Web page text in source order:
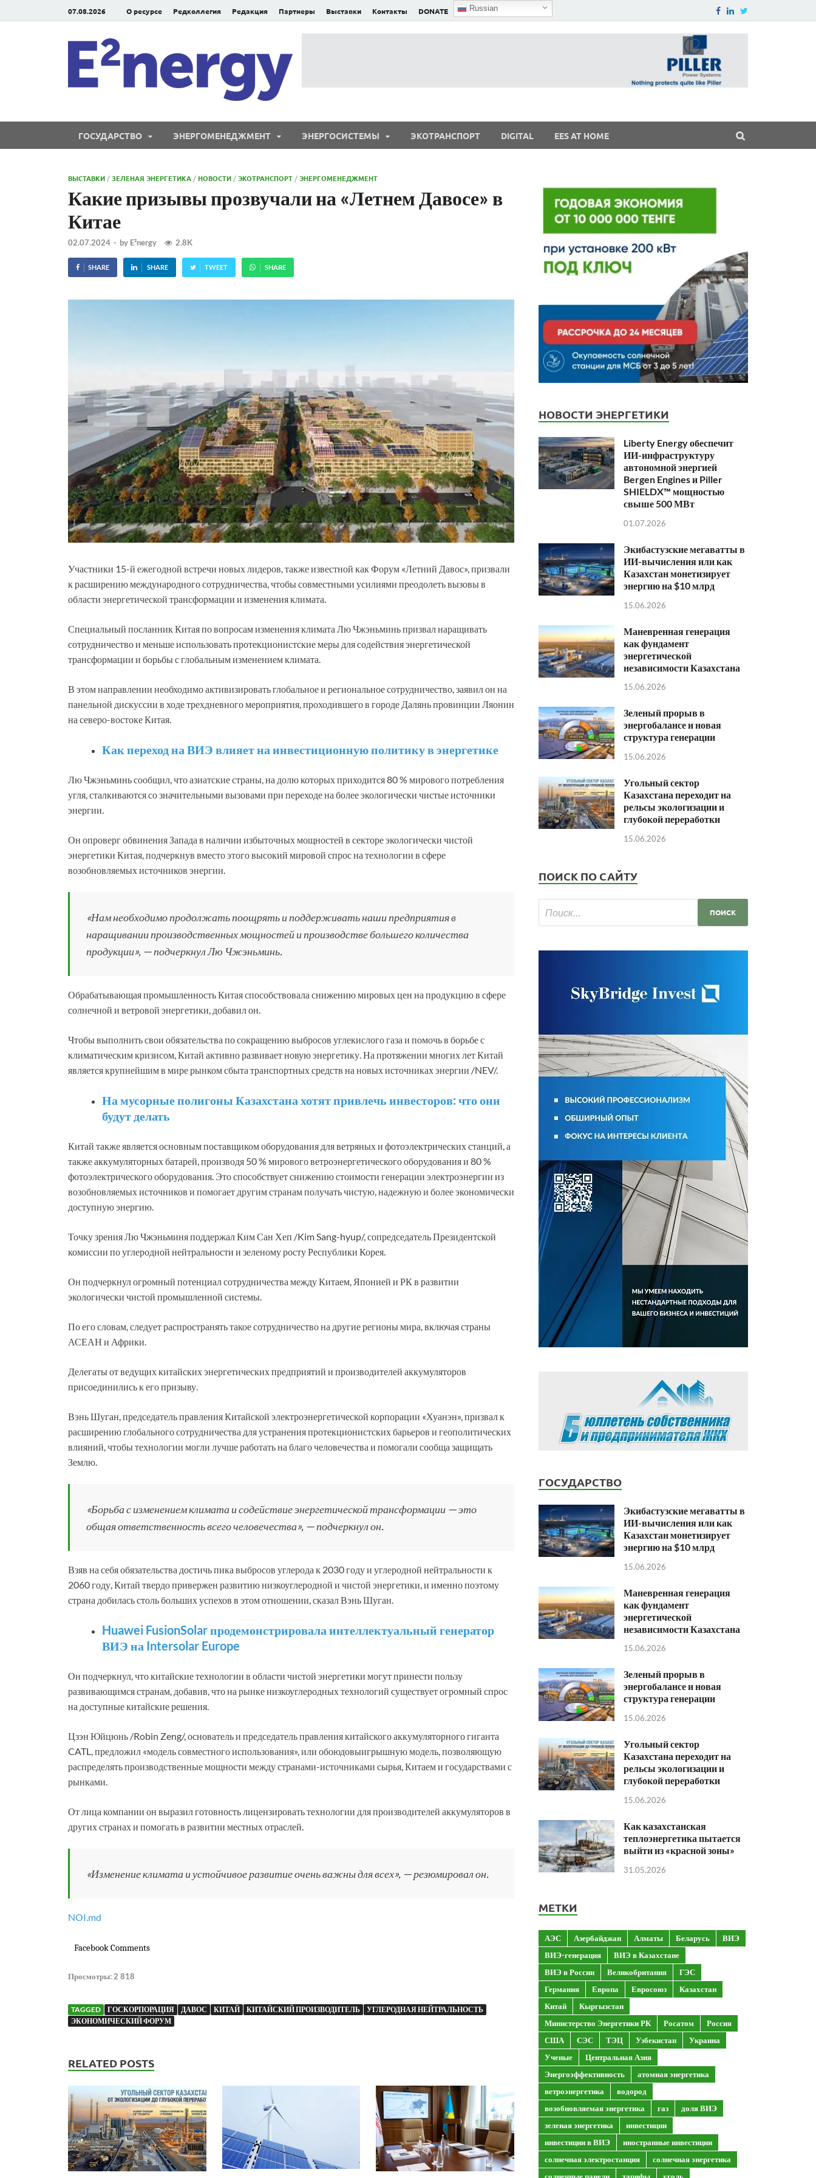
07.08.2026 О ресурсе Редколлегия Редакция Партнеры Выставки Контакты DONATE Russian
ГОСУДАРСТВО ЭНЕРГОМЕНЕДЖМЕНТ ЭНЕРГОСИСТЕМЫ ЭКОТРАНСПОРТ DIGITAL EES AT HOME
ВЫСТАВКИ /ЗЕЛЕНАЯ ЭНЕРГЕТИКА /НОВОСТИ /ЭКОТРАНСПОРТ /ЭНЕРГОМЕНЕДЖМЕНТ
Какие призывы прозвучали на «Летнем Давосе» в
Китае
02.07.2024 - by E²nergy 2.8K
SHARE SHARE TWEET SHARE
Участники 15-й ежегодной встречи новых лидеров, также известной как Форум «Летний Давос», призвали
к расширению международного сотрудничества, чтобы совместными усилиями преодолеть вызовы в
области энергетической трансформации и изменения климата.
Специальный посланник Китая по вопросам изменения климата Лю Чжэньминь призвал наращивать
сотрудничество и меньше использовать протекционистские меры для содействия энергетической
трансформации и борьбы с глобальным изменением климата.
В этом направлении необходимо активизировать глобальное и региональное сотрудничество, заявил он на
панельной дискуссии в ходе трехдневного мероприятия, проходившего в городе Далянь провинции Ляонин
на северо-востоке Китая.
Как переход на ВИЭ влияет на инвестиционную политику в энергетике
Лю Чжэньминь сообщил, что азиатские страны, на долю которых приходится 80 % мирового потребления
угля, сталкиваются со значительными вызовами при переходе на более экологически чистые источники
энергии.
Он опроверг обвинения Запада в наличии избыточных мощностей в секторе экологически чистой
энергетики Китая, подчеркнув вместо этого высокий мировой спрос на технологии в сфере
возобновляемых источников энергии.
«Нам необходимо продолжать поощрять и поддерживать наши предприятия в
наращивании производственных мощностей и производстве большего количества
продукции», — подчеркнул Лю Чжэньминь.
Обрабатывающая промышленность Китая способствовала снижению мировых цен на продукцию в сфере
солнечной и ветровой энергетики, добавил он.
Чтобы выполнить свои обязательства по сокращению выбросов углекислого газа и помочь в борьбе с
климатическим кризисом, Китай активно развивает новую энергетику. На протяжении многих лет Китай
является крупнейшим в мире рынком сбыта транспортных средств на новых источниках энергии /NEV/.
На мусорные полигоны Казахстана хотят привлечь инвесторов: что они
будут делать
Китай также является основным поставщиком оборудования для ветряных и фотоэлектрических станций, а
также аккумуляторных батарей, производя 50 % мирового ветроэнергетического оборудования и 80 %
фотоэлектрического оборудования. Это способствует снижению стоимости генерации электроэнергии из
возобновляемых источников и помогает другим странам получать чистую, надежную и более экономически
доступную энергию.
Точку зрения Лю Чжэньминя поддержал Ким Сан Хеп /Kim Sang-hyup/, сопредседатель Президентской
комиссии по углеродной нейтральности и зеленому росту Республики Корея.
Он подчеркнул огромный потенциал сотрудничества между Китаем, Японией и РК в развитии
экологически чистой промышленной системы.
По его словам, следует распространять такое сотрудничество на другие регионы мира, включая страны
АСЕАН и Африки.
Делегаты от ведущих китайских энергетических предприятий и производителей аккумуляторов
присоединились к его призыву.
Вэнь Шуган, председатель правления Китайской электроэнергетической корпорации «Хуанэн», призвал к
расширению глобального сотрудничества для устранения протекционистских барьеров и геополитических
влияний, чтобы технологии могли лучше работать на благо человечества и помогали сообща защищать
Землю.
«Борьба с изменением климата и содействие энергетической трансформации — это
общая ответственность всего человечества», — подчеркнул он.
Взяв на себя обязательства достичь пика выбросов углерода к 2030 году и углеродной нейтральности к
2060 году, Китай твердо привержен развитию низкоуглеродной и чистой энергетики, и именно поэтому
страна добилась столь больших успехов в этом отношении, сказал Вэнь Шуган.
Huawei FusionSolar продемонстрировала интеллектуальный генератор
ВИЭ на Intersolar Europe
Он подчеркнул, что китайские технологии в области чистой энергетики могут принести пользу
развивающимся странам, добавив, что на рынке низкоуглеродных технологий существует огромный спрос
на доступные китайские решения.
Цзэн Юйцюнь /Robin Zeng/, основатель и председатель правления китайского аккумуляторного гиганта
CATL, предложил «модель совместного использования», или обоюдовыигрышную модель, позволяющую
распределять производственные мощности между странами-источниками сырья, Китаем и государствами с
рынками.
От лица компании он выразил готовность лицензировать технологии для производителей аккумуляторов в
других странах и помогать в развитии местных отраслей.
«Изменение климата и устойчивое развитие очень важны для всех», — резюмировал он.
NOI.md
Facebook Comments
Просмотры: 2 818
TAGGED ГОСКОРПОРАЦИЯ ДАВОС КИТАЙ КИТАЙСКИЙ ПРОИЗВОДИТЕЛЬ
УГЛЕРОДНАЯ НЕЙТРАЛЬНОСТЬ
ЭКОНОМИЧЕСКИЙ ФОРУМ
RELATED POSTS
НОВОСТИ ЭНЕРГЕТИКИ
Liberty Energy обеспечит
ИИ-инфраструктуру
автономной энергией
Bergen Engines и Piller
SHIELDX™ мощностью
свыше 500 МВт
01.07.2026
Экибастузские мегаватты в
ИИ-вычисления или как
Казахстан монетизирует
энергию на $10 млрд
15.06.2026
Маневренная генерация
как фундамент
энергетической
независимости Казахстана
15.06.2026
Зеленый прорыв в
энергобалансе и новая
структура генерации
15.06.2026
Угольный сектор
Казахстана переходит на
рельсы экологизации и
глубокой переработки
15.06.2026
ПОИСК ПО САЙТУ
ГОСУДАРСТВО
Экибастузские мегаватты в
ИИ-вычисления или как
Казахстан монетизирует
энергию на $10 млрд
15.06.2026
Маневренная генерация
как фундамент
энергетической
независимости Казахстана
15.06.2026
Зеленый прорыв в
энергобалансе и новая
структура генерации
15.06.2026
Угольный сектор
Казахстана переходит на
рельсы экологизации и
глубокой переработки
15.06.2026
Как казахстанская
теплоэнергетика пытается
выйти из «красной зоны»
31.05.2026
МЕТКИ
АЭС Азербайджан Алматы Беларусь
ВИЭ
ВИЭ-генерация
ВИЭ в Казахстане
ВИЭ в России
Великобритания
ГЭС
Германия
Европа Евросоюз
Казахстан
Китай
Кыргызстан
Министерство Энергетики РК
Росатом
Россия
США
СЭС ТЭЦ Узбекистан
Украина
Ученые
Центральная Азия
Энергоэффективность
атомная энергетика
ветроэнергетика
водород
возобновляемая энергетика
газ
доля ВИЭ
зеленая энергетика
инвестиции
инвестиции в ВИЭ
иностранные инвестиции
солнечная электростанция
солнечная энергетика
солнечные панели
тарифы уголь